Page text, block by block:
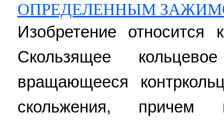
ОПРЕДЕЛЕННЫМ
Изобретение относится
Скользящее
вращающееся
скольжения, причем